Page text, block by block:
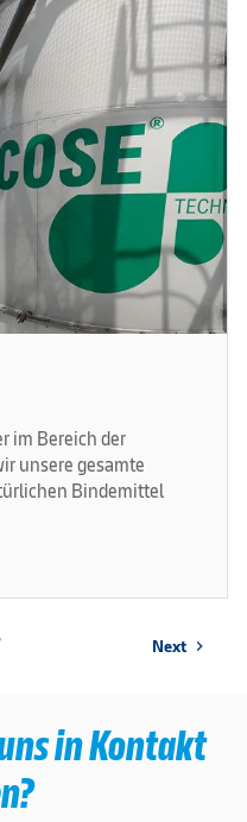
im Bereich der
unsere gesamte
Bindemittel
Next chevron_right
in Kontakt